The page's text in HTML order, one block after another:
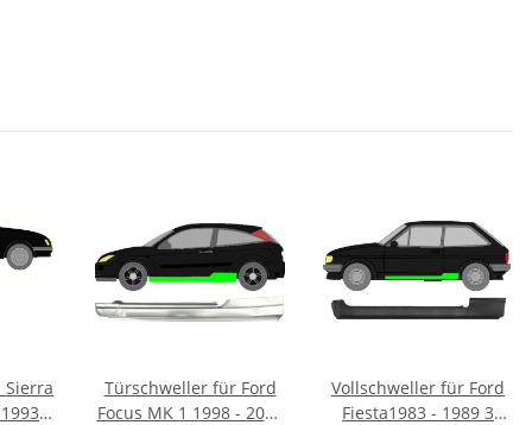
Sierra
Türschweller für Ford
Focus MK 1 1998 - 2007
Vollschweller für Ford
Fiesta1983 - 1989 3